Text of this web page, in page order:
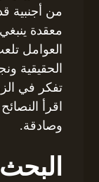
من أجنبية
معقدة
العوامل
الحقيقية
تفكر في
اقرأ
وصادقة.